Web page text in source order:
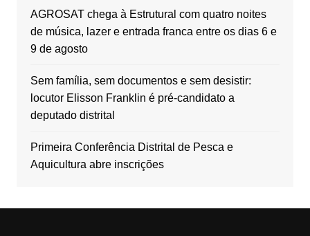
AGROSAT chega à Estrutural com quatro noites
de música, lazer e entrada franca entre os dias 6 e
9 de agosto
Sem família, sem documentos e sem desistir:
locutor Elisson Franklin é pré-candidato a
deputado distrital
Primeira Conferência Distrital de Pesca e
Aquicultura abre inscrições